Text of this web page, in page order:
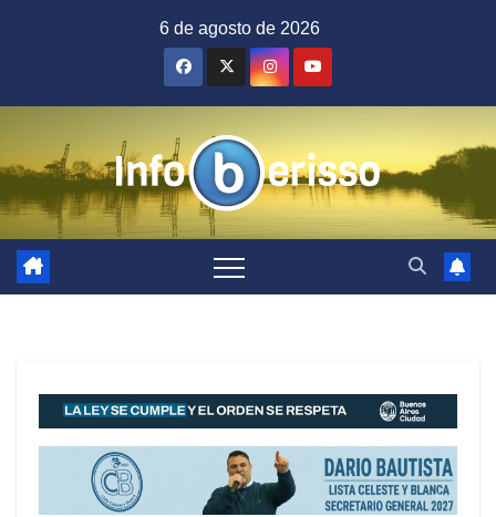
6 de agosto de 2026